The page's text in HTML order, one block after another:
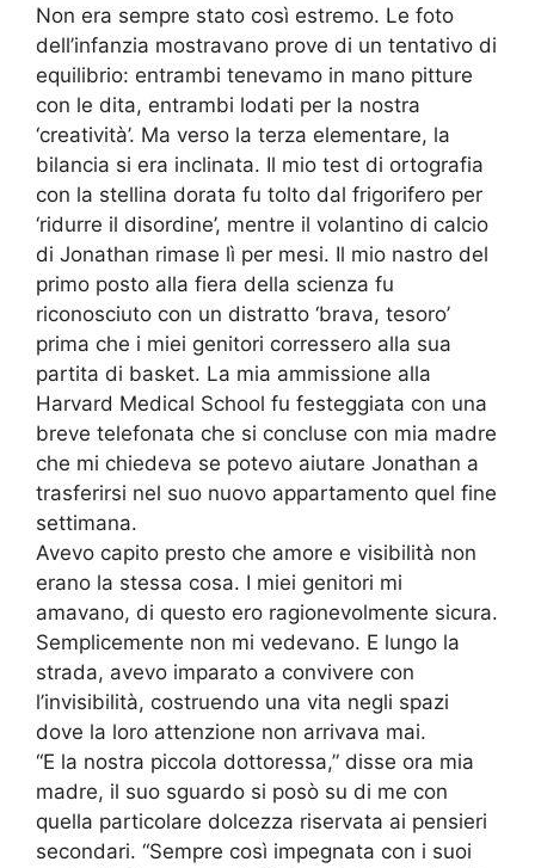
Non era sempre stato così estremo. Le foto
dell’infanzia mostravano prove di un tentativo di
equilibrio: entrambi tenevamo in mano pitture
con le dita, entrambi lodati per la nostra
‘creatività’. Ma verso la terza elementare, la
bilancia si era inclinata. Il mio test di ortografia
con la stellina dorata fu tolto dal frigorifero per
‘ridurre il disordine’, mentre il volantino di calcio
di Jonathan rimase lì per mesi. Il mio nastro del
primo posto alla fiera della scienza fu
riconosciuto con un distratto ‘brava, tesoro’
prima che i miei genitori corressero alla sua
partita di basket. La mia ammissione alla
Harvard Medical School fu festeggiata con una
breve telefonata che si concluse con mia madre
che mi chiedeva se potevo aiutare Jonathan a
trasferirsi nel suo nuovo appartamento quel fine
settimana.
Avevo capito presto che amore e visibilità non
erano la stessa cosa. I miei genitori mi
amavano, di questo ero ragionevolmente sicura.
Semplicemente non mi vedevano. E lungo la
strada, avevo imparato a convivere con
l’invisibilità, costruendo una vita negli spazi
dove la loro attenzione non arrivava mai.
“E la nostra piccola dottoressa,” disse ora mia
madre, il suo sguardo si posò su di me con
quella particolare dolcezza riservata ai pensieri
secondari. “Sempre così impegnata con i suoi